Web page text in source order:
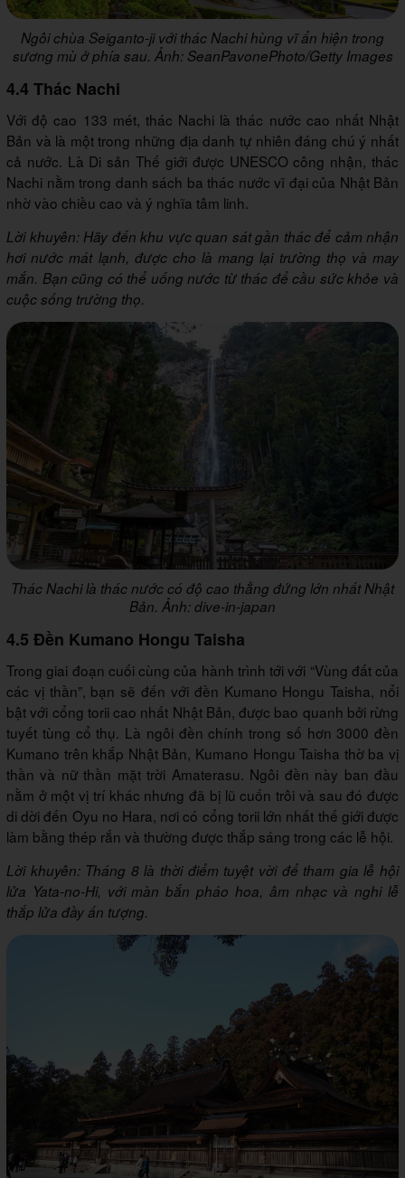
Ngôi chùa Seiganto-ji với thác Nachi hùng vĩ ẩn hiện trong
sương mù ở phía sau. Ảnh: SeanPavonePhoto/Getty Images
4.4 Thác Nachi
Với độ cao 133 mét, thác Nachi là thác nước cao nhất Nhật
Bản và là một trong những địa danh tự nhiên đáng chú ý nhất
cả nước. Là Di sản Thế giới được UNESCO công nhận, thác
Nachi nằm trong danh sách ba thác nước vĩ đại của Nhật Bản
nhờ vào chiều cao và ý nghĩa tâm linh.
Lời khuyên: Hãy đến khu vực quan sát gần thác để cảm nhận
hơi nước mát lạnh, được cho là mang lại trường thọ và may
mắn. Bạn cũng có thể uống nước từ thác để cầu sức khỏe và
cuộc sống trường thọ.
Thác Nachi là thác nước có độ cao thẳng đứng lớn nhất Nhật
Bản. Ảnh: dive-in-japan
4.5 Đền Kumano Hongu Taisha
Trong giai đoạn cuối cùng của hành trình tới với “Vùng đất của
các vị thần”, bạn sẽ đến với đền Kumano Hongu Taisha, nổi
bật với cổng torii cao nhất Nhật Bản, được bao quanh bởi rừng
tuyết tùng cổ thụ. Là ngôi đền chính trong số hơn 3000 đền
Kumano trên khắp Nhật Bản, Kumano Hongu Taisha thờ ba vị
thần và nữ thần mặt trời Amaterasu. Ngôi đền này ban đầu
nằm ở một vị trí khác nhưng đã bị lũ cuốn trôi và sau đó được
di dời đến Oyu no Hara, nơi có cổng torii lớn nhất thế giới được
làm bằng thép rắn và thường được thắp sáng trong các lễ hội.
Lời khuyên: Tháng 8 là thời điểm tuyệt vời để tham gia lễ hội
lửa Yata-no-Hi, với màn bắn pháo hoa, âm nhạc và nghi lễ
thắp lửa đầy ấn tượng.